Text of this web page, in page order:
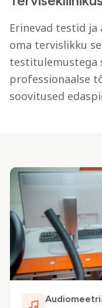
Erinevad testid ja
oma tervislikku
testitulemustega
professionaalse
soovitused